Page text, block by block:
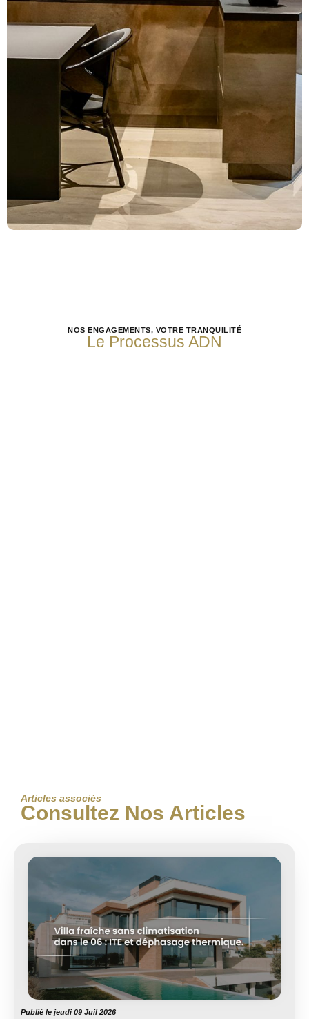
NOS ENGAGEMENTS, VOTRE TRANQUILITÉ
Le Processus ADN
Articles associés
Consultez Nos Articles
Publié le jeudi 09 Juil 2026